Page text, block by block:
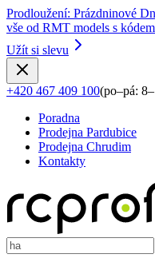
Prodloužení: Prázdninové
vše od RMT models s
Užít si slevu
+420 467 409 100(po–pá:
Poradna
Prodejna Pardubice
Prodejna Chrudim
Kontakty